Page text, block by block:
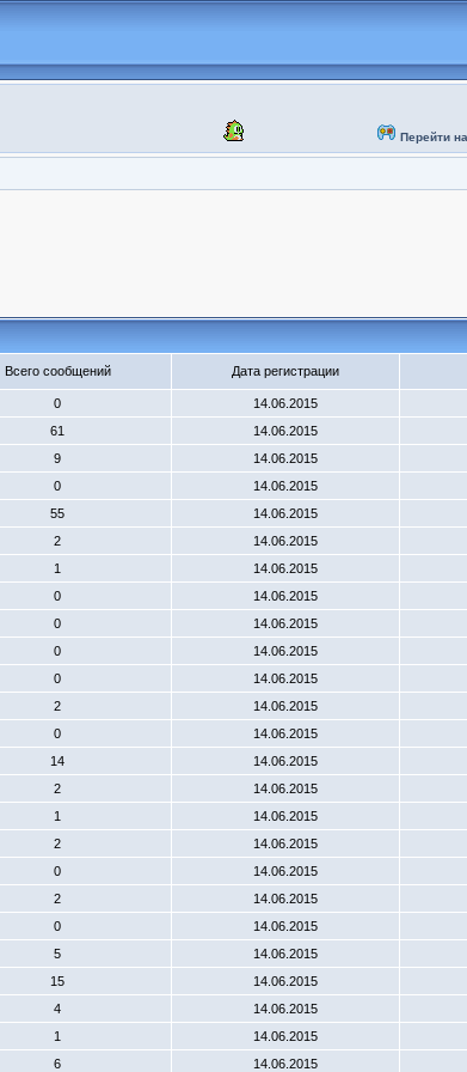
Перейти
Всего сообщений Дата регистрации
0
14.06.2015
61
14.06.2015
9
14.06.2015
0
14.06.2015
55
14.06.2015
2
14.06.2015
1
14.06.2015
0
14.06.2015
0
14.06.2015
0
14.06.2015
0
14.06.2015
2
14.06.2015
0
14.06.2015
14
14.06.2015
2
14.06.2015
1
14.06.2015
2
14.06.2015
0
14.06.2015
2
14.06.2015
0
14.06.2015
5
14.06.2015
15
14.06.2015
4
14.06.2015
1
14.06.2015
6 14.06.2015